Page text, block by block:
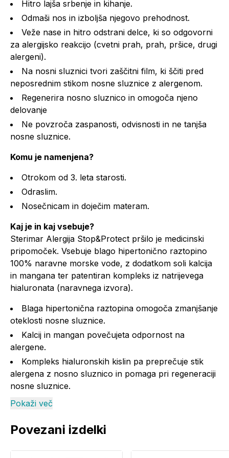
Hitro lajša srbenje in kihanje.
Odmaši nos in izboljša njegovo prehodnost.
Veže nase in hitro odstrani delce, ki so odgovorni
za alergijsko reakcijo (cvetni prah, prah, pršice, drugi
alergeni).
Na nosni sluznici tvori zaščitni film, ki ščiti pred
neposrednim stikom nosne sluznice z alergenom.
Regenerira nosno sluznico in omogoča njeno
delovanje
Ne povzroča zaspanosti, odvisnosti in ne tanjša
nosne sluznice.
Komu je namenjena?
Otrokom od 3. leta starosti.
Odraslim.
Nosečnicam in doječim materam.
Kaj je in kaj vsebuje?
Sterimar Alergija Stop&Protect pršilo je medicinski
pripomoček. Vsebuje blago hipertonično raztopino
100% naravne morske vode, z dodatkom soli kalcija
in mangana ter patentiran kompleks iz natrijevega
hialuronata (naravnega izvora).
Blaga hipertonična raztopina omogoča zmanjšanje
oteklosti nosne sluznice.
Kalcij in mangan povečujeta odpornost na
alergene.
Kompleks hialuronskih kislin pa preprečuje stik
alergena z nosno sluznico in pomaga pri regeneraciji
nosne sluznice.
Neto količina:
Navodila za uporabo
raztopino v vsako nosnico.
Pokaži več
Povezani izdelki